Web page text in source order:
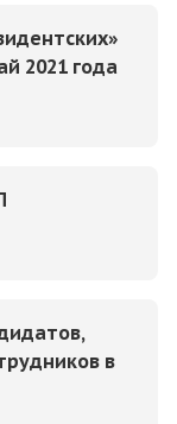
2021 года
в